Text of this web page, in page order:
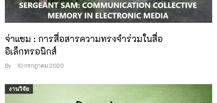
จ่าแซม : การสื่อสารความทรงจำร่วมในสื่อ
อิเล็กทรอนิกส์
By 10 กรกฎาคม 2020
งานวิจัย